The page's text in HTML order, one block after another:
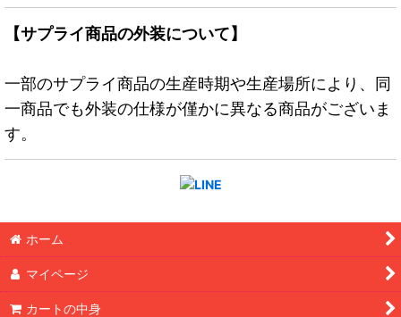
【サプライ商品の外装について】
一部のサプライ商品の生産時期や生産場所により、同
一商品でも外装の仕様が僅かに異なる商品がございま
す。
ホーム
マイページ
カートの中身